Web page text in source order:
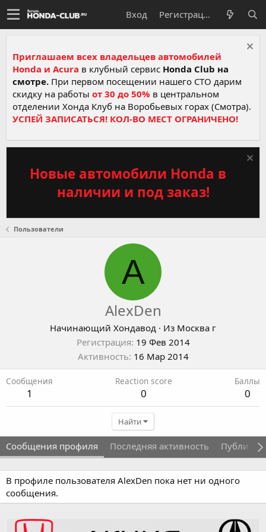
Вход Регистрация
Приглашаем всех владельцев автомобилей
Honda и Acura в клубный сервис Honda Club на
смотре. При первом посещении нашего СТО дарим
скидку на работы от 30 до 50% в центральном
отделении Хонда Клуб на Воробьевых горах (Смотра).
УСПЕЙ ЗАПИСАТЬСЯ! КОЛ-ВО МЕСТ ОГРАНИЧЕНО!
Новые автомобили Honda в
наличии и под заказ!
Пользователи
A
AlexDen
Начинающий Хондавод · Из Москва г
Регистрация 19 Фев 2014
Активность 16 Мар 2014
Сообщения
1
Reaction score
0
Баллы
0
Найти
Сообщения профиля Последняя активность
В профиле пользователя AlexDen пока нет ни одного
сообщения.